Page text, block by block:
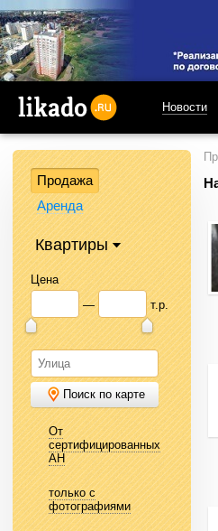
Новости
Продажа
Аренда
Квартиры
Цена
—
т.р.
Поиск по карте
От
сертифицированных
АН
только с
фотографиями